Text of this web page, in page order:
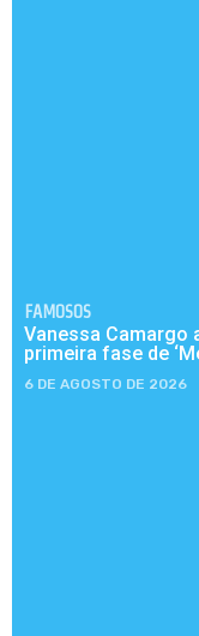
FAMOSOS
Vanessa Camargo
primeira fase de
6 DE AGOSTO DE 2026